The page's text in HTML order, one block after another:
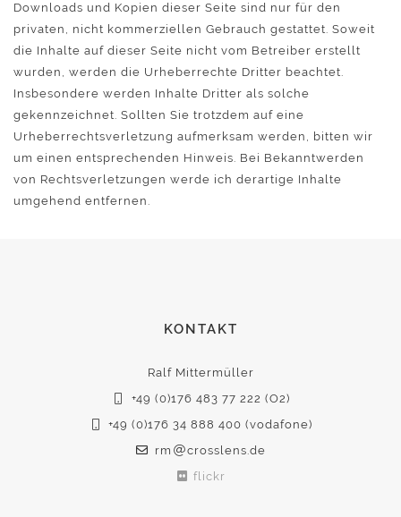
Downloads und Kopien dieser Seite sind nur für den
privaten, nicht kommerziellen Gebrauch gestattet. Soweit
die Inhalte auf dieser Seite nicht vom Betreiber erstellt
wurden, werden die Urheberrechte Dritter beachtet.
Insbesondere werden Inhalte Dritter als solche
gekennzeichnet. Sollten Sie trotzdem auf eine
Urheberrechtsverletzung aufmerksam werden, bitten wir
um einen entsprechenden Hinweis. Bei Bekanntwerden
von Rechtsverletzungen werde ich derartige Inhalte
umgehend entfernen.
KONTAKT
Ralf Mittermüller
+49 (0)176 483 77 222 (O2)
+49 (0)176 34 888 400 (vodafone)
rm
crosslens.de
flickr